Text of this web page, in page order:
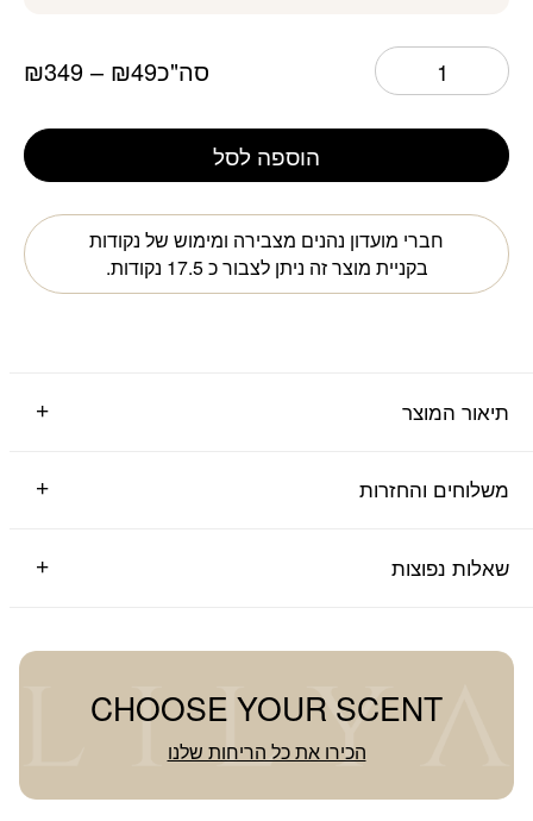
סה"כ ₪49
–
₪349
הוספה לסל
חברי מועדון נהנים מצבירה ומימוש של נקודות
בקניית מוצר זה ניתן לצבור כ17.5 נקודות.
תיאור המוצר
משלוחים והחזרות
שאלות נפוצות
CHOOSE YOUR SCENT
הכירו את כל הריחות שלנו